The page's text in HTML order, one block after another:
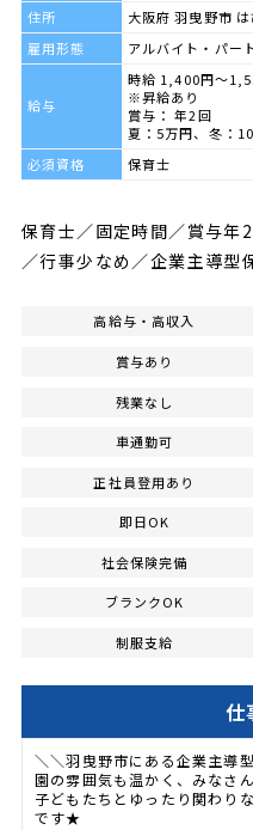
住所
大阪府 羽曳野市
雇用形態
アルバイト・パー
給与
時給 1,400円～
※昇給あり
賞与： 年2回
夏：5万円、冬：
必須資格
保育士
保育士／固定時間／賞与年
／行事少なめ／企業主導型
高給与・高収入
賞与あり
残業なし
車通勤可
正社員登用あり
即日OK
社会保険完備
ブランクOK
制服支給
仕
＼＼羽曳野市にある企業主導
園の雰囲気も温かく、みなさ
子どもたちとゆったり関わり
です★